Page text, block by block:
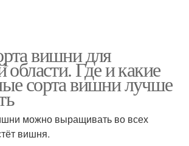
вишни для
области. Где и какие
сорта вишни лучше
можно выращивать во всех
вишня.